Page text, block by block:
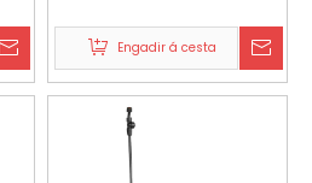
Engadir á cesta